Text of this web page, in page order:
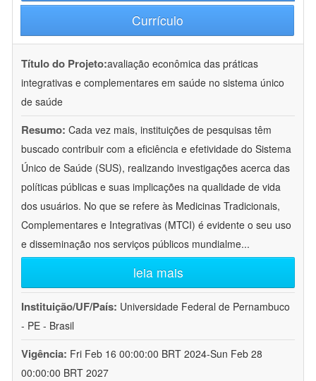
Currículo
Título do Projeto:avaliação econômica das práticas
integrativas e complementares em saúde no sistema único
de saúde
Resumo: Cada vez mais, instituições de pesquisas têm
buscado contribuir com a eficiência e efetividade do Sistema
Único de Saúde (SUS), realizando investigações acerca das
políticas públicas e suas implicações na qualidade de vida
dos usuários. No que se refere às Medicinas Tradicionais,
Complementares e Integrativas (MTCI) é evidente o seu uso
e disseminação nos serviços públicos mundialme...
leia mais
Instituição/UF/País: Universidade Federal de Pernambuco
- PE - Brasil
Vigência: Fri Feb 16 00:00:00 BRT 2024-Sun Feb 28
00:00:00 BRT 2027